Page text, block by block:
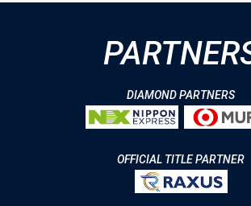
DIAMOND PARTNERS
OFFICIAL TITLE PARTNER